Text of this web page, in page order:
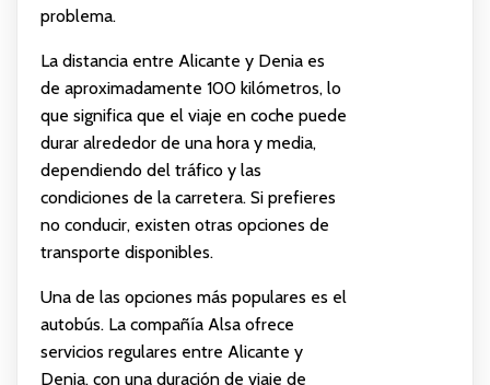
problema.
La distancia entre Alicante y Denia es
de aproximadamente 100 kilómetros, lo
que significa que el viaje en coche puede
durar alrededor de una hora y media,
dependiendo del tráfico y las
condiciones de la carretera. Si prefieres
no conducir, existen otras opciones de
transporte disponibles.
Una de las opciones más populares es el
autobús. La compañía Alsa ofrece
servicios regulares entre Alicante y
Denia, con una duración de viaje de